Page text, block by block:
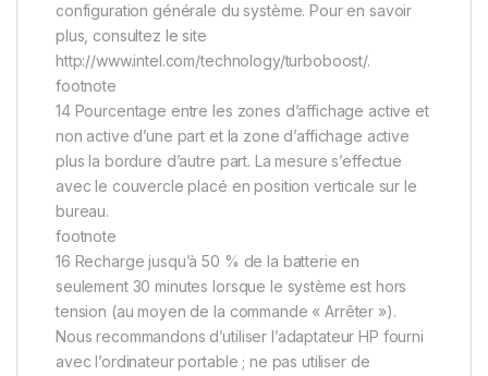
configuration générale du système. Pour en savoir
plus, consultez le site
http://www.intel.com/technology/turboboost/.
footnote
14 Pourcentage entre les zones d’affichage active et
non active d’une part et la zone d’affichage active
plus la bordure d’autre part. La mesure s’effectue
avec le couvercle placé en position verticale sur le
bureau.
footnote
16 Recharge jusqu’à 50 % de la batterie en
seulement 30 minutes lorsque le système est hors
tension (au moyen de la commande « Arrêter »).
Nous recommandons d’utiliser l’adaptateur HP fourni
avec l’ordinateur portable ; ne pas utiliser de